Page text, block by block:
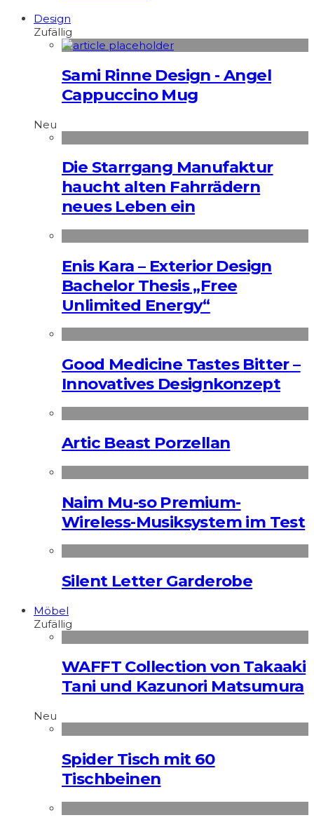
Design
Zufällig
Sami Rinne Design - Angel
Cappuccino Mug
Neu
Die Starrgang Manufaktur
haucht alten Fahrrädern
neues Leben ein
Enis Kara – Exterior Design
Bachelor Thesis „Free
Unlimited Energy“
Good Medicine Tastes Bitter –
Innovatives Designkonzept
Artic Beast Porzellan
Naim Mu-so Premium-
Wireless-Musiksystem im Test
Silent Letter Garderobe
Möbel
Zufällig
WAFFT Collection von Takaaki
Tani und Kazunori Matsumura
Neu
Spider Tisch mit 60
Tischbeinen